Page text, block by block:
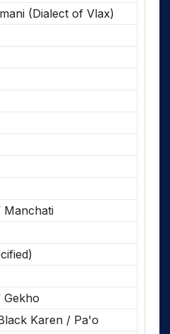
(Dialect of Vlax)
Manchati
Gekho
Karen / Pa'o